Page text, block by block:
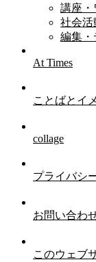
講座・
社会活
編集・
At Times
ことばとイ
collage
プライバシ
お問い合わ
このウェブ